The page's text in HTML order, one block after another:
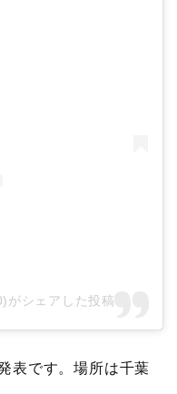
シェアした投稿
表です。場所は千葉